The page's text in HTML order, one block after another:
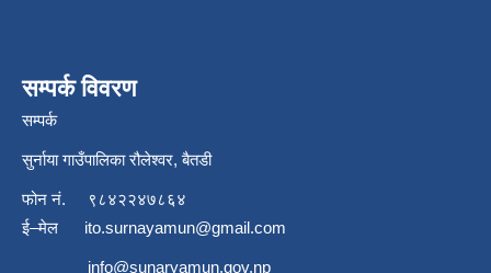
सम्पर्क विवरण
सम्पर्क
सुर्नाया गाउँपालिका रौलेश्वर, बैतडी
फोन नं.
९८४२२४७८६४
ई–मेल ito.surnayamun@gmail.com
info@sunaryamun.gov.np